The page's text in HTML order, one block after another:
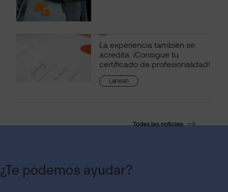
La experiencia también se
acredita. ¡Consigue tu
certificado de profesionalidad!
Lanean
Todas las noticias
¿Te podemos ayudar?